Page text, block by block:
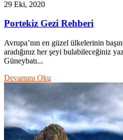
29 Eki, 2020
Portekiz Gezi Rehberi
Avrupa’nın en güzel ülkelerinin
aradığınız her şeyi bulabileceğiniz
Güneybatı...
Devamını Oku